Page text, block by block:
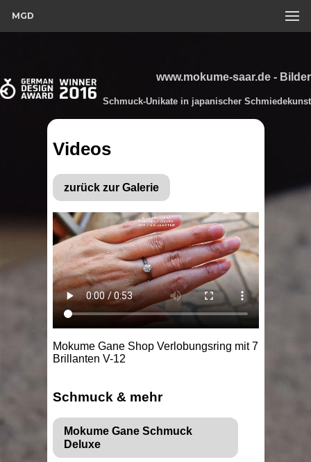
MGD
www.mokume-saar.de - Bilder
Schmuck-Unikate in japanischer Schmiedekunst
Videos
zurück zur Galerie
Mokume Gane Shop Verlobungsring mit 7
Brillanten V-12
Schmuck & mehr
Mokume Gane Schmuck
Deluxe